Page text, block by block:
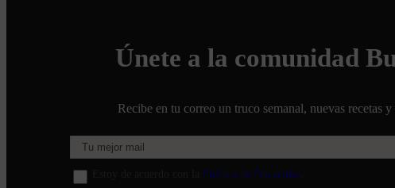
Únete a la comunidad
Recibe en tu correo un truco semanal, nuevas recetas
Política de Privacidad